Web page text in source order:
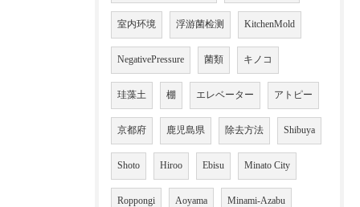
室内环境 浮游菌检测 KitchenMold
NegativePressure 菌類 キノコ
珪藻土 棚 エレベーター アトピー
京都府 鹿児島県 除去方法 Shibuya
Shoto Hiroo Ebisu Minato City
Roppongi Aoyama Minami-Azabu